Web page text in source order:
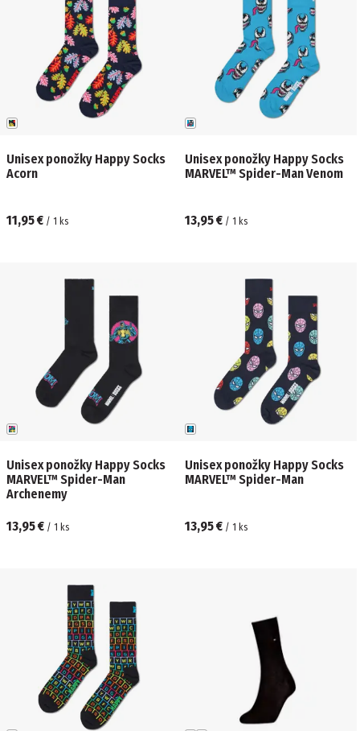
Unisex ponožky Happy Socks
Acorn
11,95 € / 1 ks
Unisex ponožky Happy Socks
MARVEL™ Spider-Man Venom
13,95 € / 1 ks
Unisex ponožky Happy Socks
MARVEL™ Spider-Man
Archenemy
13,95 € / 1 ks
Unisex ponožky Happy Socks
MARVEL™ Spider-Man
13,95 € / 1 ks